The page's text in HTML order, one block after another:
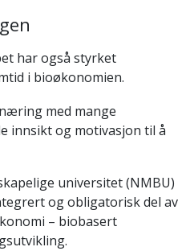
har også styrket
i bioøkonomien.
med mange
innsikt og motivasjon til å
universitet (NMBU)
og obligatorisk del av
– biobasert